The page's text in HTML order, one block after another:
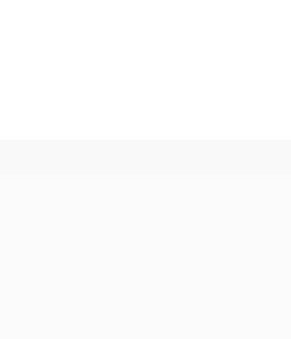
Tragekomfort